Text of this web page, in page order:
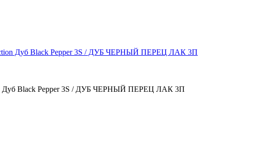
Дуб Black Pepper 3S / ДУБ ЧЕРНЫЙ ПЕРЕЦ ЛАК 3П